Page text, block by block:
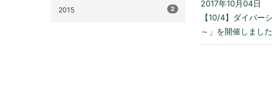
2017年10月04日
【10/4】ダイバー
～」を開催しました
2015 2